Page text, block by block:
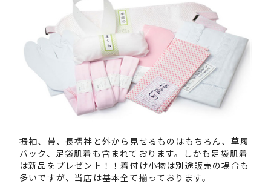
振袖、帯、長襦袢と外から見せるものはもちろん、草履
バック、足袋肌着も含まれております。しかも足袋肌着
は新品をプレゼント！！着付け小物は別途販売の場合も
多いですが、当店は基本全て揃っております。